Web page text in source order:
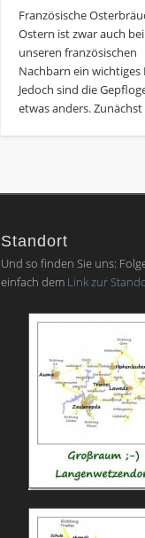
Französische
Ostern ist zwar auch bei
unseren französischen
Nachbarn ein wichtiges
Jedoch sind die
etwas anders.
Standort
Und so finden Sie uns:
einfach dem Link zur